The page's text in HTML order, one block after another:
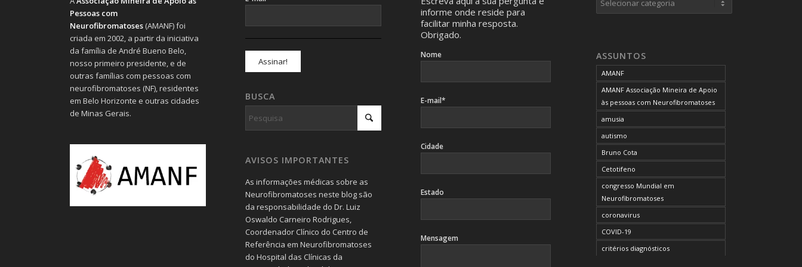
neurofibromas cutâneos
neurofibromatose do tipo 2
neurofibromatoses
OCUPAÇÃO DO BLOG
onde tratar
problemas comportamentais
reunião mensal da AMANF
selumetinibe
Sem categoria
SUS
TDAH
tratamento
Pessoas com
Neurofibromatoses (AMANF) foi
criada em 2002, a partir da iniciativa
da família de André Bueno Belo,
nosso primeiro presidente, e de
outras famílias com pessoas com
neurofibromatoses (NF), residentes
em Belo Horizonte e outras cidades
de Minas Gerais.
BUSCA
AVISOS IMPORTANTES
As informações médicas sobre as
Neurofibromatoses neste blog são
da responsabilidade do Dr. Luiz
Oswaldo Carneiro Rodrigues,
Coordenador Clínico do Centro de
Referência em Neurofibromatoses
do Hospital das Clínicas da
informe onde reside para
facilitar minha resposta.
Obrigado.
Nome
E-mail*
Cidade
Estado
Mensagem
ASSUNTOS
AMANF
AMANF Associação Mineira de Apoio
às pessoas com Neurofibromatoses
amusia
autismo
Bruno Cota
Cetotifeno
congresso Mundial em
Neurofibromatoses
coronavirus
COVID-19
critérios diagnósticos